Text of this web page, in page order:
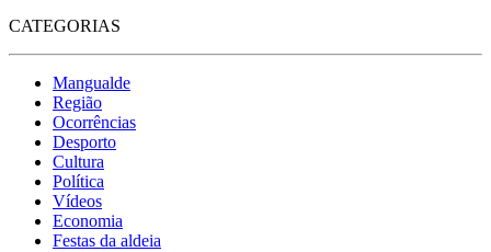
CATEGORIAS
Mangualde
Região
Ocorrências
Desporto
Cultura
Política
Vídeos
Economia
Festas da aldeia